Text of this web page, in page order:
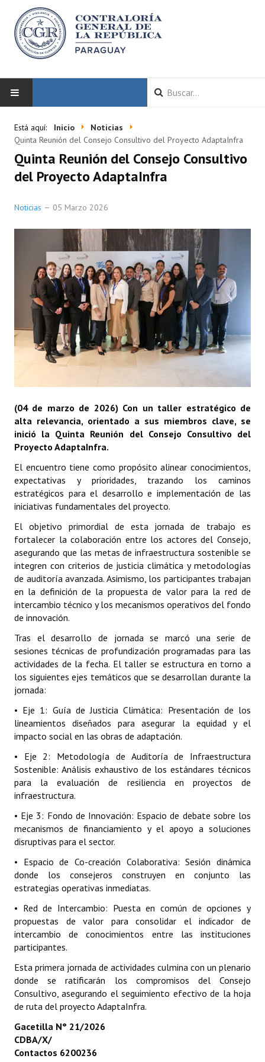
Autoridades
Misión y Visión
Marco Normativo
Organigrama
Plan Estratégico 2022 - 2026
Sistema de Gestión de Calidad
Memorias
Convenios
Resoluciones de Carácter General
ACTIVIDADES DE CONTROL
Informe y Dictamen sobre el Informe Financiero del Ministerio de
Informes de Auditoría
Rendición de Cuentas de Viáticos
Reporte de Hechos Punibles
Rendición de Cuentas ONG´s
Control de Vehículos del Estado
Licitaciones
FONACIDE y ROYALTIES
Informes NRM-mecip2015
Declaración Jurada de Bienes Publicadas
Informes de Evaluación del Plan de Mejoramiento
ODS
Riesgo Tecnológico
Hambre Cero
CENTRO DE ATENCIÓN AL CIUDADANO
Centro de Atención al Ciudadano
Contactenos
Está aquí: Inicio
Noticias
Quinta Reunión del Consejo Consultivo del Proyecto AdaptaInfra
Quinta Reunión del Consejo Consultivo
del Proyecto AdaptaInfra
Noticias 05 Marzo 2026
(04 de marzo de 2026) Con un taller estratégico de
alta relevancia, orientado a sus miembros clave, se
inició la Quinta Reunión del Consejo Consultivo del
Proyecto AdaptaInfra.
El encuentro tiene como propósito alinear conocimientos,
expectativas y prioridades, trazando los caminos
estratégicos para el desarrollo e implementación de las
iniciativas fundamentales del proyecto.
El objetivo primordial de esta jornada de trabajo es
fortalecer la colaboración entre los actores del Consejo,
asegurando que las metas de infraestructura sostenible se
integren con criterios de justicia climática y metodologías
de auditoría avanzada. Asimismo, los participantes trabajan
en la definición de la propuesta de valor para la red de
intercambio técnico y los mecanismos operativos del fondo
de innovación.
Tras el desarrollo de jornada se marcó una serie de
sesiones técnicas de profundización programadas para las
actividades de la fecha. El taller se estructura en torno a
los siguientes ejes temáticos que se desarrollan durante la
jornada:
• Eje 1: Guía de Justicia Climática: Presentación de los
lineamientos diseñados para asegurar la equidad y el
impacto social en las obras de adaptación.
• Eje 2: Metodología de Auditoría de Infraestructura
Sostenible: Análisis exhaustivo de los estándares técnicos
para la evaluación de resiliencia en proyectos de
infraestructura.
• Eje 3: Fondo de Innovación: Espacio de debate sobre los
mecanismos de financiamiento y el apoyo a soluciones
disruptivas para el sector.
• Espacio de Co-creación Colaborativa: Sesión dinámica
donde los consejeros construyen en conjunto las
estrategias operativas inmediatas.
• Red de Intercambio: Puesta en común de opciones y
propuestas de valor para consolidar el indicador de
intercambio de conocimientos entre las instituciones
participantes.
Esta primera jornada de actividades culmina con un plenario
donde se ratificarán los compromisos del Consejo
Consultivo, asegurando el seguimiento efectivo de la hoja
de ruta del proyecto AdaptaInfra.
Gacetilla N° 21/2026
CDBA/X/
Contactos 6200236